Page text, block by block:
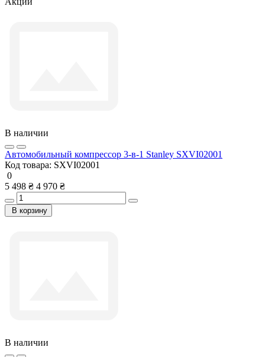
В наличии
Автомобильный компрессор 3-в-1 Stanley SXVI02001
Код товара: SXVI02001
0
5 498 ₴ 4 970 ₴
В корзину
В наличии